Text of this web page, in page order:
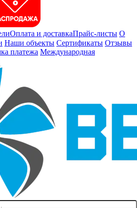
Оплата и доставкаПрайс-листы О
Наши объекты Сертификаты Отзывы
платежа Международная